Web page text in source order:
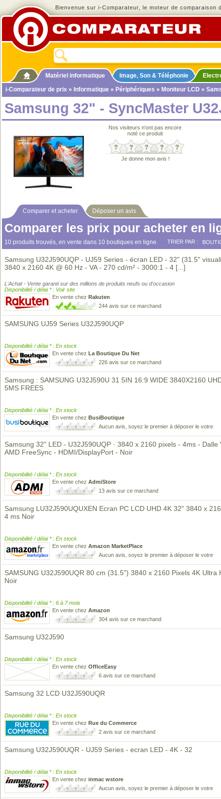
Bienvenue sur i-Comparateur, le moteur de comparaison
Matériel informatique Image, Son & Téléphonie
i-Comparateur de prix » Informatique » Périphériques » Moniteur LCD »
Samsung 32" - SyncMaster
Nos visiteurs n'ont pas encore
noté ce produit
Je donne mon avis !
Comparer et acheter Déposer un avis
Comparer les prix pour acheter en
10 produits trouvés, en vente dans 10 boutiques en ligne. TRIER PAR :
Samsung U32J590UQP - UJ59 Series - écran LED - 32" (31.5"
3840 x 2160 4K @ 60 Hz - VA - 270 cd/m² - 3000:1 - 4 [...]
L'Achat - Vente garanti sur des millions de produits neufs ou d'occasion
Disponibilité / délai * : Voir site
En vente chez Rakuten
244 avis sur ce marchand
SAMSUNG UJ59 Series U32J590UQP
Disponibilité / délai * : En stock
En vente chez La Boutique Du Net
226 avis sur ce marchand
Samsung : SAMSUNG U32J590U 31 5IN 16:9 WIDE 3840X2160
5MS FREES
Disponibilité / délai * : En stock
En vente chez BusiBoutique
Aucun avis, soyez le premier à déposer le votre
Samsung 32" LED - U32J590UQP · 3840 x 2160 pixels - 4ms - Dalle
AMD FreeSync - HDMI/DisplayPort - Noir
Disponibilité / délai * : En stock
En vente chez AdmiStore
13 avis sur ce marchand
Samsung LU32J590UQUXEN Ecran PC LCD UHD 4K 32" 3840 x
4 ms Noir
Disponibilité / délai * : En stock
En vente chez Amazon MarketPlace
Aucun avis, soyez le premier à déposer le votre
SAMSUNG U32J590UQR 80 cm (31.5") 3840 x 2160 Pixels 4K Ultra
Noir
Disponibilité / délai * : 6 à 7 mois
En vente chez Amazon
304 avis sur ce marchand
Samsung U32J590
Disponibilité / délai * : En stock
En vente chez OfficeEasy
6 avis sur ce marchand
Samsung 32 LCD U32J590UQR
Disponibilité / délai * : En stock
En vente chez Rue du Commerce
2 avis sur ce marchand
Samsung U32J590UQR - UJ59 Series - ecran LED - 4K - 32
Disponibilité / délai * : En stock
En vente chez inmac wstore
Aucun avis, soyez le premier à déposer le votre